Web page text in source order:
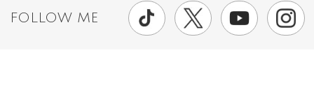
FOLLOW ME